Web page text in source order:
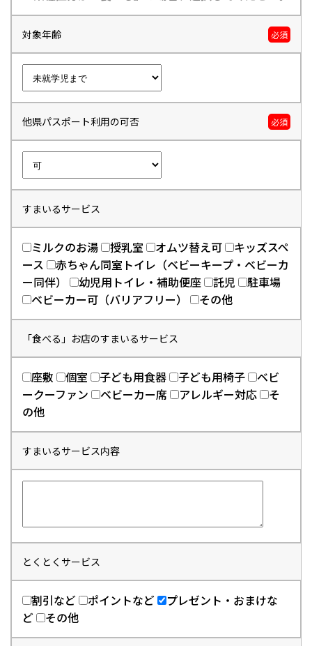
対象年齢 必須
他県パスポート利用の可否 必須
すまいるサービス
ミルクのお湯 授乳室 オムツ替え可
キッズスペ
ース
赤ちゃん同室トイレ（ベビーキープ・ベビーカ
ー同伴）
幼児用トイレ・補助便座 託児
駐車場
ベビーカー可（バリアフリー）
その他
「食べる」お店のすまいるサービス
座敷 個室 子ども用食器 子ども用椅子
ベビ
ークーファン
ベビーカー席 アレルギー対応
そ
の他
すまいるサービス内容
とくとくサービス
割引など ポイントなど
プレゼント・おまけな
ど
その他